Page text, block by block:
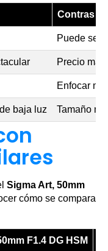
Contras
Puede ser
Precio
Enfocar
baja luz Tamaño
Sigma Art, 50mm
cómo se compara
F1.4 DG HSM